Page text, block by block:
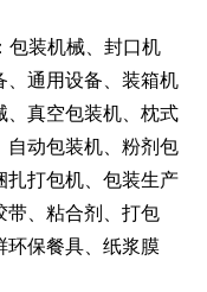
装机械、封口机
、通用设备、装箱机
、真空包装机、枕式
自动包装机、粉剂包
扎打包机、包装生产
带、粘合剂、打包
环保餐具、纸浆膜